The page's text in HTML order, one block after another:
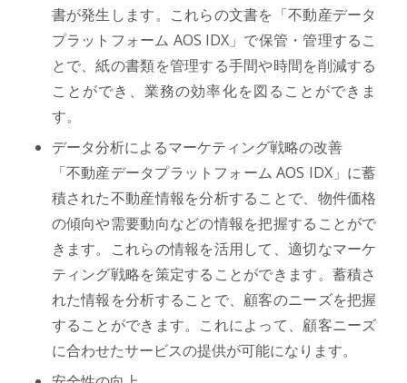
書が発生します。これらの文書を「不動産データ
プラットフォーム AOS IDX」で保管・管理するこ
とで、紙の書類を管理する手間や時間を削減する
ことができ、業務の効率化を図ることができま
す。
データ分析によるマーケティング戦略の改善
「不動産データプラットフォーム AOS IDX」に蓄
積された不動産情報を分析することで、物件価格
の傾向や需要動向などの情報を把握することがで
きます。これらの情報を活用して、適切なマーケ
ティング戦略を策定することができます。蓄積さ
れた情報を分析することで、顧客のニーズを把握
することができます。これによって、顧客ニーズ
に合わせたサービスの提供が可能になります。